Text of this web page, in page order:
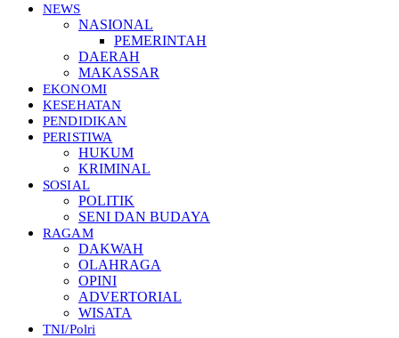
NEWS
NASIONAL
PEMERINTAH
DAERAH
MAKASSAR
EKONOMI
KESEHATAN
PENDIDIKAN
PERISTIWA
HUKUM
KRIMINAL
SOSIAL
POLITIK
SENI DAN BUDAYA
RAGAM
DAKWAH
OLAHRAGA
OPINI
ADVERTORIAL
WISATA
TNI/Polri